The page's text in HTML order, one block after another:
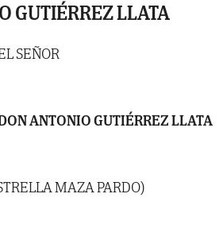
GUTIÉRREZ LLATA
SEÑOR
ANTONIO GUTIÉRREZ LLATA
MAZA PARDO)